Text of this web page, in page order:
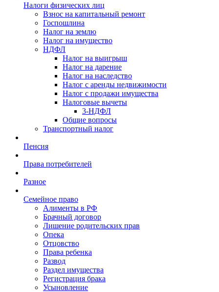
Налоги физических лиц
Взнос на капитальный ремонт
Госпошлина
Налог на землю
Налог на имущество
НДФЛ
Налог на выигрыш
Налог на дарение
Налог на наследство
Налог с аренды недвижимости
Налог с продажи имущества
Налоговые вычеты
3-НДФЛ
Общие вопросы
Транспортный налог
Пенсия
Права потребителей
Разное
Семейное право
Алименты в РФ
Брачный договор
Лишение родительских прав
Опека
Отцовство
Права ребенка
Развод
Раздел имущества
Регистрация брака
Усыновление